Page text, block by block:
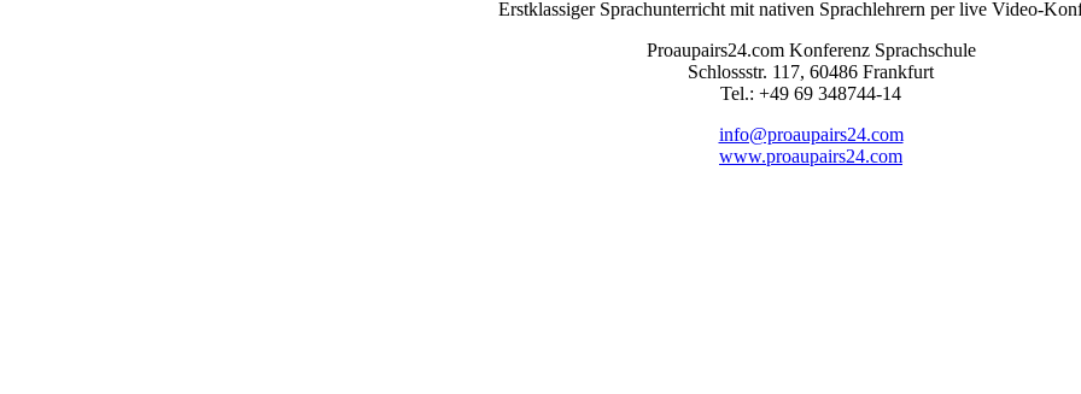
Erstklassiger Sprachunterricht mit nativen Sprachlehrern per live Video-
Proaupairs24.com Konferenz Sprachschule
Schlossstr. 117, 60486 Frankfurt
Tel.: +49 69 348744-14
info@proaupairs24.com
www.proaupairs24.com